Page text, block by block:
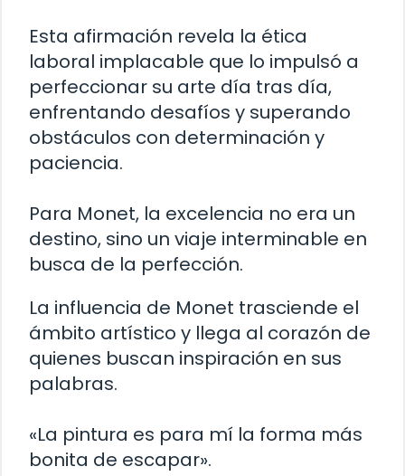
Esta afirmación revela la ética
laboral implacable que lo impulsó a
perfeccionar su arte día tras día,
enfrentando desafíos y superando
obstáculos con determinación y
paciencia.
Para Monet, la excelencia no era un
destino, sino un viaje interminable en
busca de la perfección.
La influencia de Monet trasciende el
ámbito artístico y llega al corazón de
quienes buscan inspiración en sus
palabras.
«La pintura es para mí la forma más
bonita de escapar».